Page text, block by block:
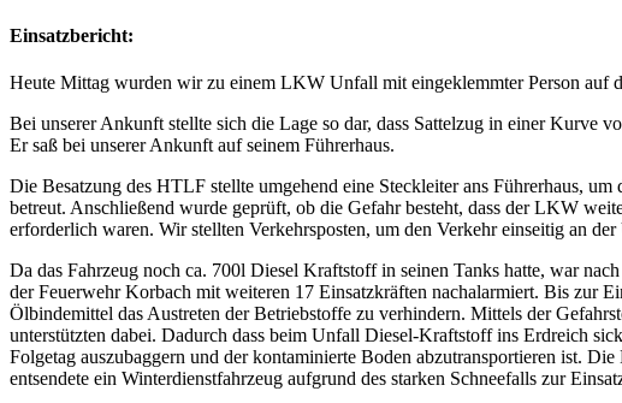
Einsatzbericht:
Heute Mittag wurden wir zu einem LKW Unfall mit eingeklemmter Person auf
Bei unserer Ankunft stellte sich die Lage so dar, dass Sattelzug in einer Kurve
Er saß bei unserer Ankunft auf seinem Führerhaus.
Die Besatzung des HTLF stellte umgehend eine Steckleiter ans Führerhaus,
betreut. Anschließend wurde geprüft, ob die Gefahr besteht, dass der LKW
erforderlich waren. Wir stellten Verkehrsposten, um den Verkehr einseitig an
Da das Fahrzeug noch ca. 700l Diesel Kraftstoff in seinen Tanks hatte, war
der Feuerwehr Korbach mit weiteren 17 Einsatzkräften nachalarmiert. Bis zur
Ölbindemittel das Austreten der Betriebstoffe zu verhindern. Mittels der
unterstützten dabei. Dadurch dass beim Unfall Diesel-Kraftstoff ins Erdreich
Folgetag auszubaggern und der kontaminierte Boden abzutransportieren ist.
entsendete ein Winterdienstfahrzeug aufgrund des starken Schneefalls zur